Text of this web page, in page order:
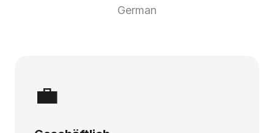
German
💼